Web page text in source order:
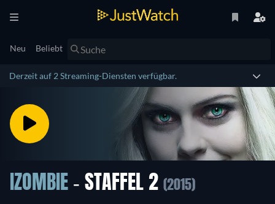
Neu Beliebt
Derzeit auf 2 Streaming-Diensten verfügbar.
IZOMBIE - STAFFEL 2 (2015)